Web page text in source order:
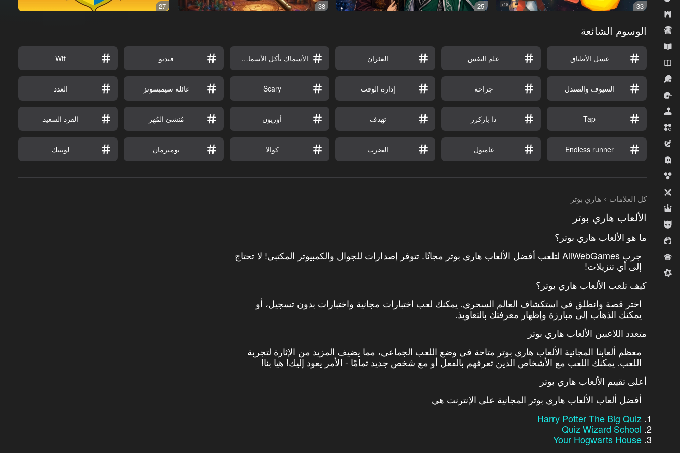
الاستراتيجية
الاقتصاد
التعليمية
الروايات
الرياضة
السباقات
المحاكيات
المطابقة الثلاثية
المغامرة
رعب
قاذفات الفقاعات
للأولاد
للبنات
مسابقات
ميدكور
33
16+
25
38
27
الوسوم الشائعة
غسل الأطباق علم النفس الفئران الأسماك تأكل الأسماك الصغيرة فيديو Wtf
السيوف والصندل جراحة إدارة الوقت Scary عائلة سيمبسونز العدد
Tap ذا باركرز تهدف أوريون مُنشئ المُهر القرد السعيد
Endless runner غامبول الضرب كوالا بومبرمان لونتيك
كل العلامات هاري بوتر
الألعاب هاري بوتر
ما هو الألعاب هاري بوتر؟
جرب AllWebGames لتلعب أفضل الألعاب هاري بوتر مجانًا. تتوفر إصدارات للجوال والكمبيوتر المكتبي! لا تحتاج
إلى أي تنزيلات!
كيف تلعب الألعاب هاري بوتر؟
اختر قصة وانطلق في استكشاف العالم السحري. يمكنك لعب اختبارات مجانية واختبارات بدون تسجيل، أو
يمكنك الذهاب إلى مبارزة وإظهار معرفتك بالتعاويذ.
متعدد اللاعبين الألعاب هاري بوتر
معظم ألعابنا المجانية الألعاب هاري بوتر متاحة في وضع اللعب الجماعي، مما يضيف المزيد من الإثارة لتجربة
اللعب. يمكنك اللعب مع الأشخاص الذين تعرفهم بالفعل أو مع شخص جديد تمامًا - الأمر يعود إليك! هيا بنا!
أعلى تقييم الألعاب هاري بوتر
أفضل ألعاب الألعاب هاري بوتر المجانية على الإنترنت هي
Harry Potter The Big Quiz
Quiz Wizard School
Your Hogwarts House